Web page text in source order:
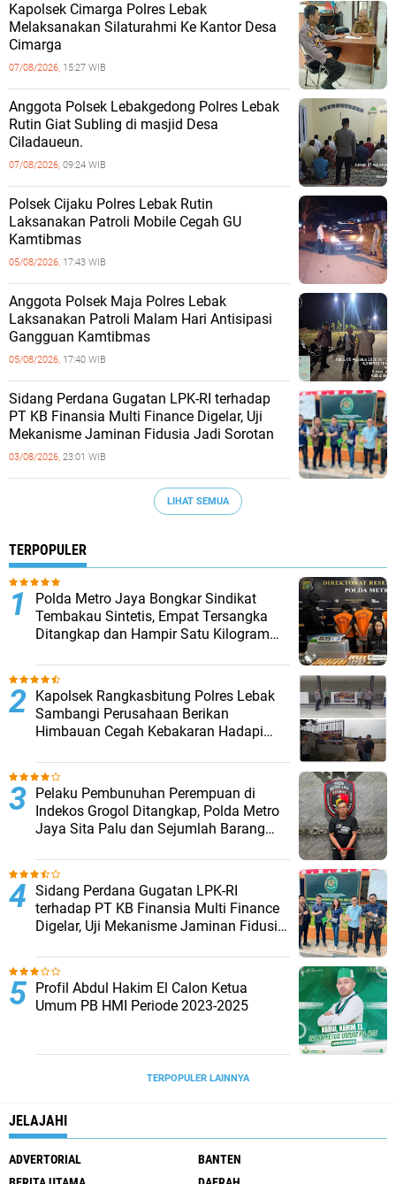
Kapolsek Cimarga Polres Lebak
Melaksanakan Silaturahmi Ke Kantor Desa
Cimarga
07/08/2026, 15:27 WIB
Anggota Polsek Lebakgedong Polres Lebak
Rutin Giat Subling di masjid Desa
Ciladaueun.
07/08/2026, 09:24 WIB
Polsek Cijaku Polres Lebak Rutin
Laksanakan Patroli Mobile Cegah GU
Kamtibmas
05/08/2026, 17:43 WIB
Anggota Polsek Maja Polres Lebak
Laksanakan Patroli Malam Hari Antisipasi
Gangguan Kamtibmas
05/08/2026, 17:40 WIB
Sidang Perdana Gugatan LPK-RI terhadap
PT KB Finansia Multi Finance Digelar, Uji
Mekanisme Jaminan Fidusia Jadi Sorotan
03/08/2026, 23:01 WIB
LIHAT SEMUA
TERPOPULER
‎Polda Metro Jaya Bongkar Sindikat
Tembakau Sintetis, Empat Tersangka
Ditangkap dan Hampir Satu Kilogram
Kapolsek Rangkasbitung Polres Lebak
Sambangi Perusahaan Berikan
Himbauan Cegah Kebakaran Hadapi
Pelaku Pembunuhan Perempuan di
Indekos Grogol Ditangkap, Polda Metro
Jaya Sita Palu dan Sejumlah Barang
Sidang Perdana Gugatan LPK-RI
terhadap PT KB Finansia Multi Finance
Digelar, Uji Mekanisme Jaminan Fidusia
Profil Abdul Hakim El Calon Ketua
Umum PB HMI Periode 2023-2025
TERPOPULER LAINNYA
JELAJAHI
ADVERTORIAL
BANTEN